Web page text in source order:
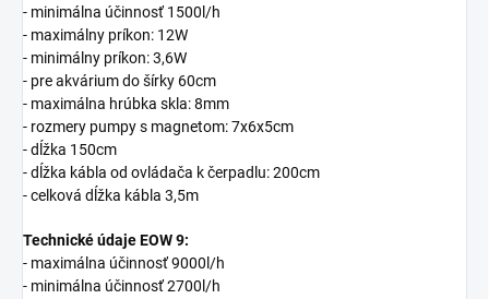
- minimálna účinnosť 1500l/h
- maximálny príkon: 12W
- minimálny príkon: 3,6W
- pre akvárium do šírky 60cm
- maximálna hrúbka skla: 8mm
- rozmery pumpy s magnetom: 7x6x5cm
- dĺžka 150cm
- dĺžka kábla od ovládača k čerpadlu: 200cm
- celková dĺžka kábla 3,5m
Technické údaje EOW 9:
- maximálna účinnosť 9000l/h
- minimálna účinnosť 2700l/h